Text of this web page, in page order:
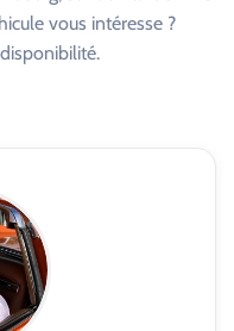
vous intéresse ?